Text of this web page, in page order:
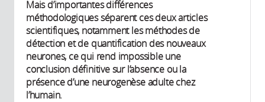
Mais d’importantes différences
méthodologiques séparent ces deux articles
scientifiques, notamment les méthodes de
détection et de quantification des nouveaux
neurones, ce qui rend impossible une
conclusion définitive sur l’absence ou la
présence d’une neurogenèse adulte chez
l’humain.